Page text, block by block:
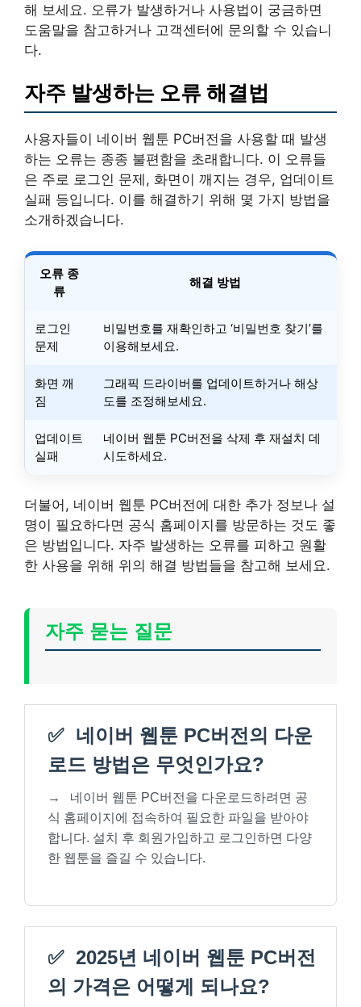
해 보세요. 오류가 발생하거나 사용법이 궁금하면
도움말을 참고하거나 고객센터에 문의할 수 있습니
다.
자주 발생하는 오류 해결법
사용자들이 네이버 웹툰 PC버전을 사용할 때 발생
하는 오류는 종종 불편함을 초래합니다. 이 오류들
은 주로 로그인 문제, 화면이 깨지는 경우, 업데이트
실패 등입니다. 이를 해결하기 위해 몇 가지 방법을
소개하겠습니다.
오류 종
류
해결 방법
로그인
문제
비밀번호를 재확인하고 ‘비밀번호 찾기’를
이용해보세요.
화면 깨
짐
그래픽 드라이버를 업데이트하거나 해상
도를 조정해보세요.
업데이트
실패
네이버 웹툰 PC버전을 삭제 후 재설치 데
시도하세요.
더불어, 네이버 웹툰 PC버전에 대한 추가 정보나 설
명이 필요하다면 공식 홈페이지를 방문하는 것도 좋
은 방법입니다. 자주 발생하는 오류를 피하고 원활
한 사용을 위해 위의 해결 방법들을 참고해 보세요.
자주 묻는 질문
✅ 네이버 웹툰 PC버전의 다운
로드 방법은 무엇인가요?
→
네이버 웹툰 PC버전을 다운로드하려면 공
식 홈페이지에 접속하여 필요한 파일을 받아야
합니다. 설치 후 회원가입하고 로그인하면 다양
한 웹툰을 즐길 수 있습니다.
✅ 2025년 네이버 웹툰 PC버전
의 가격은 어떻게 되나요?